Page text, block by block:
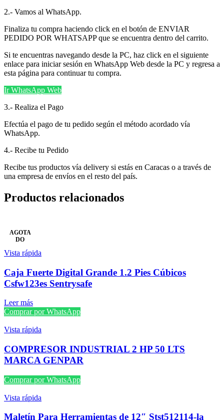
2.- Vamos al WhatsApp.
Finaliza tu compra haciendo click en el botón de ENVIAR
PEDIDO POR WHATSAPP que se encuentra dentro del carrito.
Si te encuentras navegando desde la PC, haz click en el siguiente
enlace para iniciar sesión en WhatsApp Web desde la PC y regresa a
esta página para continuar tu compra.
Ir WhatsApp Web
3.- Realiza el Pago
Efectúa el pago de tu pedido según el método acordado vía
WhatsApp.
4.- Recibe tu Pedido
Recibe tus productos vía delivery si estás en Caracas o a través de
una empresa de envíos en el resto del país.
Productos relacionados
AGOTA
DO
Vista rápida
Caja Fuerte Digital Grande 1.2 Pies Cúbicos
Csfw123es Sentrysafe
Leer más
Comprar por WhatsApp
Vista rápida
COMPRESOR INDUSTRIAL 2 HP 50 LTS
MARCA GENPAR
Comprar por WhatsApp
Vista rápida
Maletín Para Herramientas de 12″ Stst512114-la